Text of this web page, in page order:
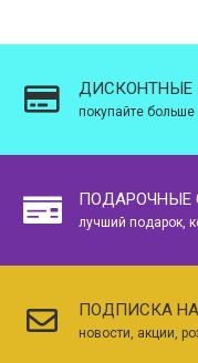
ДИСКОНТНЫЕ
покупайте
ПОДАРОЧНЫЕ
лучший подарок,
ПОДПИСКА НА
новости, акции,